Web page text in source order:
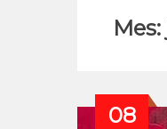
Mes:
08